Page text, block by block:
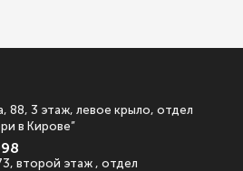
88, 3 этаж, левое крыло, отдел
в Кирове”
второй этаж , отдел